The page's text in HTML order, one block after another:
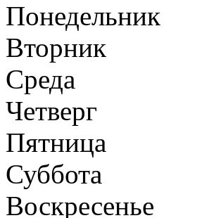
Понедельник
Вторник
Среда
Четверг
Пятница
Суббота
Воскресенье